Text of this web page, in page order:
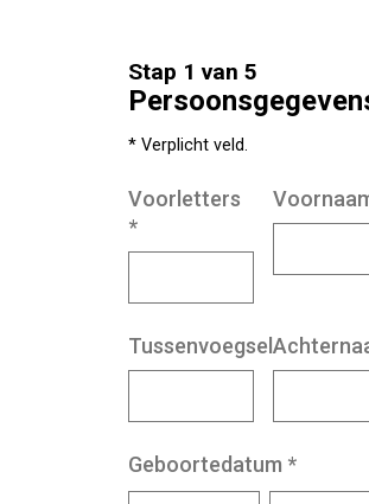
Stap 1 van 5
* Verplicht veld.
Voorletters
*
Tussenvoegsel
Geboortedatum *